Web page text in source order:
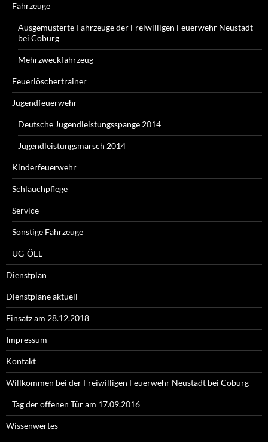
Fahrzeuge
Ausgemusterte Fahrzeuge der Freiwilligen Feuerwehr Neustadt
bei Coburg
Mehrzweckfahrzeug
Feuerlöschertrainer
Jugendfeuerwehr
Deutsche Jugendleistungsspange 2014
Jugendleistungsmarsch 2014
Kinderfeuerwehr
Schlauchpflege
Service
Sonstige Fahrzeuge
UG-ÖEL
Dienstplan
Dienstpläne aktuell
Einsatz am 28.12.2018
Impressum
Kontakt
Willkommen bei der Freiwilligen Feuerwehr Neustadt bei Coburg
Tag der offenen Tür am 17.09.2016
Wissenwertes